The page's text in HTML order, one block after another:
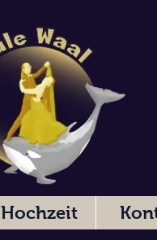
Hochzeit